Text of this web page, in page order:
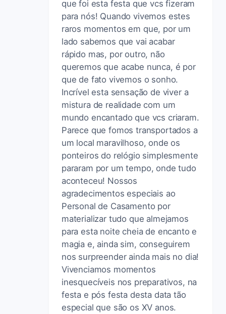
que foi esta festa que vcs fizeram
para nós! Quando vivemos estes
raros momentos em que, por um
lado sabemos que vai acabar
rápido mas, por outro, não
queremos que acabe nunca, é por
que de fato vivemos o sonho.
Incrível esta sensação de viver a
mistura de realidade com um
mundo encantado que vcs criaram.
Parece que fomos transportados a
um local maravilhoso, onde os
ponteiros do relógio simplesmente
pararam por um tempo, onde tudo
aconteceu! Nossos
agradecimentos especiais ao
Personal de Casamento por
materializar tudo que almejamos
para esta noite cheia de encanto e
magia e, ainda sim, conseguirem
nos surpreender ainda mais no dia!
Vivenciamos momentos
inesquecíveis nos preparativos, na
festa e pós festa desta data tão
especial que são os XV anos.